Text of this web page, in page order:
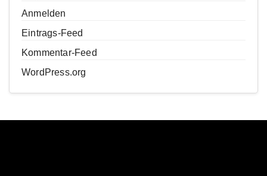
Anmelden
Eintrags-Feed
Kommentar-Feed
WordPress.org